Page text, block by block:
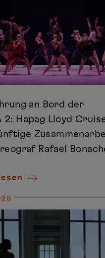
an Bord der
2: Hapag Lloyd
Rafael